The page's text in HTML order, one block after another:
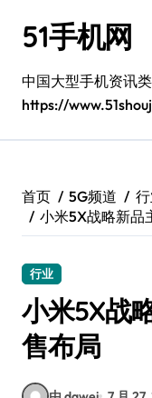
51手机网
中国大型手机资讯类
https://
首页 5G频道
小米5X战略新品
行业
小米5X战
售布局